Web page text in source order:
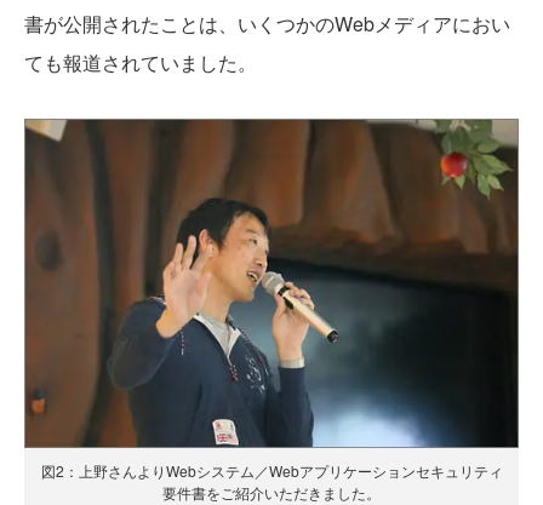
書が公開されたことは、いくつかのWebメディアにおい
ても報道されていました。
図2：上野さんよりWebシステム／Webアプリケーションセキュリティ
要件書をご紹介いただきました。